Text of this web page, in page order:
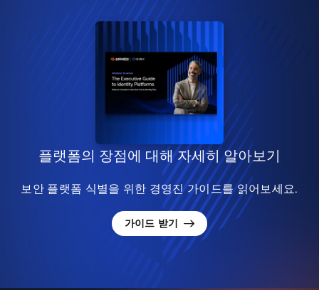
플랫폼의 장점에 대해 자세히 알아보기
보안 플랫폼 식별을 위한 경영진 가이드를 읽어보세요.
가이드 받기